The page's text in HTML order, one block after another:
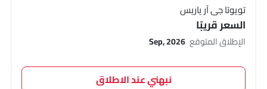
تويوتا جي آر ياريس
السعر قريبًا
الإطلاق المتوقع Sep, 2026
نبهني عند الاطلاق